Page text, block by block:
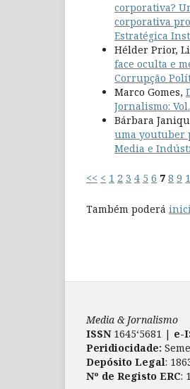
corporativa?
corporativa
Estratégica
Hélder Prior,
face oculta e
Corrupção
Marco Gomes,
Jornalismo:
Bárbara
uma youtuber
Media e
<< < 1 2 3 4 5 6 7 8 9
Também poderá
Media & Jornalismo
ISSN 1645‘5681 | e-
Peridiocidade:
Depósito Legal:
Nº de Registo ERC: